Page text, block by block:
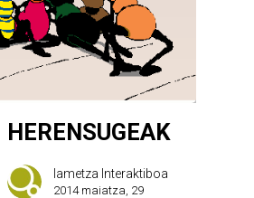
HERENSUGEAK
Iametza Interaktiboa
2014 maiatza, 29